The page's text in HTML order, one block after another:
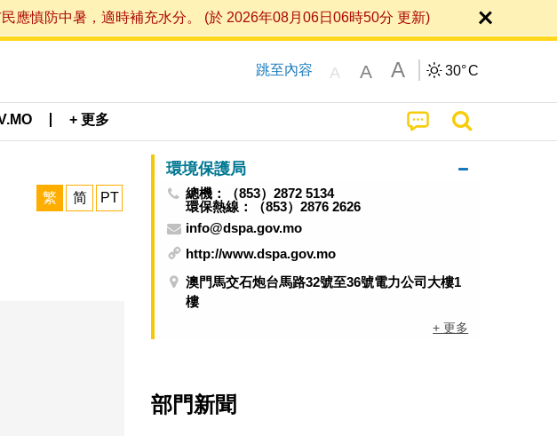
應慎防中暑，適時補充水分。 (於 2026年08月06日06時50分 更新)
跳至內容 A A A 30°C
+ 更多
繁 简 PT
環境保護局
總機：（853）2872 5134
環保熱線：（853）2876 2626
info@dspa.gov.mo
http://www.dspa.gov.mo
澳門馬交石炮台馬路32號至36號電力公司大樓1
樓
+ 更多
部門新聞